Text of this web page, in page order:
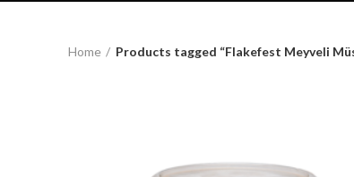
Home Products tagged “Flakefest Meyveli